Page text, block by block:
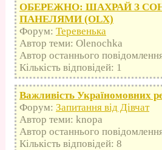
ОБЕРЕЖНО: ШАХРАЙ З
ПАНЕЛЯМИ (OLX)
Форум: Теревенька
Автор теми: Olenochka
Автор останнього
Кількість відповідей: 1
Важливість Україномовних
Форум: Запитання від Дівчат
Автор теми: knopa
Автор останнього
Кількість відповідей: 8